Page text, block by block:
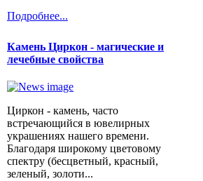
Подробнее...
Камень Циркон - магические и
лечебные свойства
Циркон - камень, часто
встречающийся в ювелирных
украшениях нашего времени.
Благодаря широкому цветовому
спектру (бесцветный, красный,
зеленый, золоти...